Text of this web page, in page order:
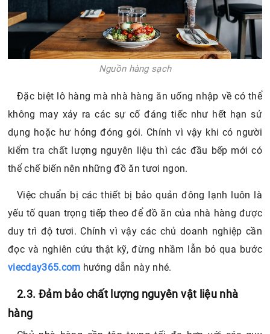
Nguồn hàng sạch
Đặc biệt lô hàng mà nhà hàng ăn uống nhập về có thể
không may xảy ra các sự cố đáng tiếc như hết hạn sử
dụng hoặc hư hỏng đóng gói. Chính vì vậy khi có người
kiểm tra chất lượng nguyên liệu thì các đầu bếp mới có
thể chế biến nên những đồ ăn tươi ngon.
Việc chuẩn bị các thiết bị bảo quản đông lạnh luôn là
yếu tố quan trọng tiếp theo để đồ ăn của nhà hàng được
duy trì độ tươi. Chính vì vậy các chủ doanh nghiệp cần
đọc và nghiên cứu thật kỹ, đừng nhầm lẫn bỏ qua bước
viecday365.com hướng dẫn này nhé.
2.3. Đảm bảo chất lượng nguyên vật liệu nhà
hàng